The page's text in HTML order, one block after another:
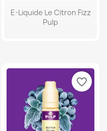
E-Liquide Le Citron Fizz
Pulp
favorite_border